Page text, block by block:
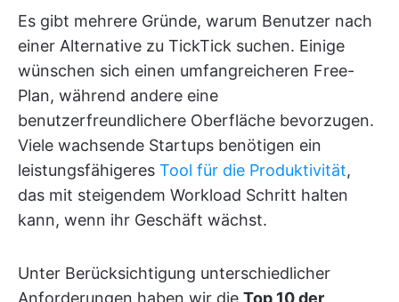
Es gibt mehrere Gründe, warum Benutzer nach
einer Alternative zu TickTick suchen. Einige
wünschen sich einen umfangreicheren Free-
Plan, während andere eine
benutzerfreundlichere Oberfläche bevorzugen.
Viele wachsende Startups benötigen ein
leistungsfähigeres Tool für die Produktivität,
das mit steigendem Workload Schritt halten
kann, wenn ihr Geschäft wächst.
Unter Berücksichtigung unterschiedlicher
Anforderungen haben wir die Top 10 der